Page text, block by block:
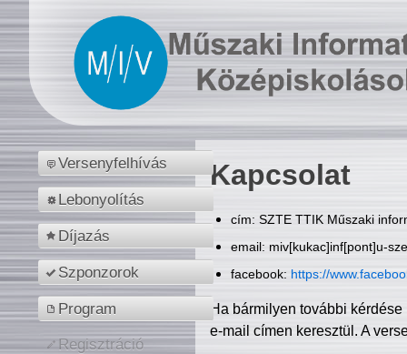
Versenyfelhívás
Lebonyolítás
Díjazás
Szponzorok
Program
Regisztráció
Kapcsolat
cím: SZTE TTIK Műszaki
email: miv[kukac]inf[pont]u-
facebook: https://
Ha bármilyen további
e-mail címen keresztül. A